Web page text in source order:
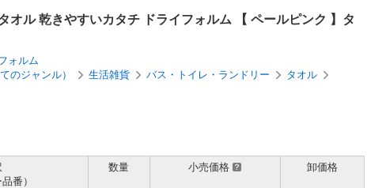
オル 乾きやすいカタチ ドライフォルム 【 ペールピンク 】タ
ォルム
のジャンル） 生活雑貨 バス・トイレ・ランドリー
タオル
品番）
数量 小売価格 卸価格